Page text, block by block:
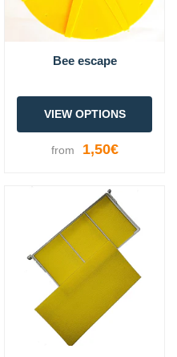
Bee escape
VIEW OPTIONS
from 1,50€